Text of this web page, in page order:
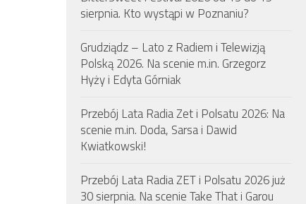
sierpnia. Kto wystąpi w Poznaniu?
Grudziądz – Lato z Radiem i Telewizją
Polską 2026. Na scenie m.in. Grzegorz
Hyży i Edyta Górniak
Przebój Lata Radia Zet i Polsatu 2026: Na
scenie m.in. Doda, Sarsa i Dawid
Kwiatkowski!
Przebój Lata Radia ZET i Polsatu 2026 już
30 sierpnia. Na scenie Take That i Garou